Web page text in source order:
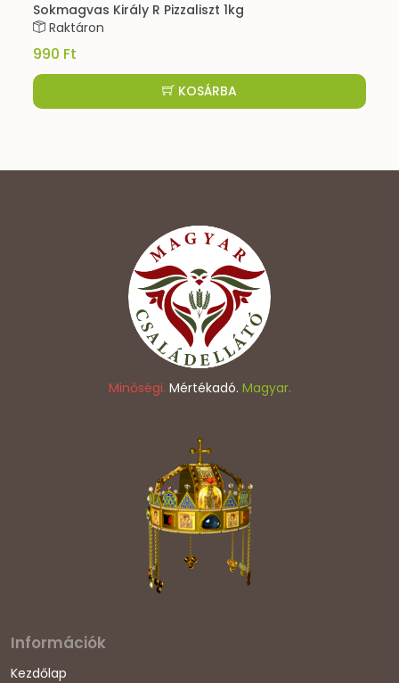
Sokmagvas Király R Pizzaliszt 1kg
Raktáron
990 Ft
KOSÁRBA
Minőségi. Mértékadó. Magyar.
Információk
Kezdőlap